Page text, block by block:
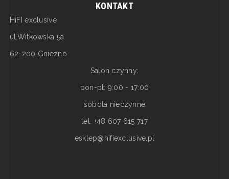
KONTAKT
HiFI exclusive
ul.Witkowska 5a
62-200 Gniezno
Salon czynny:
pon-pt: 9:00 - 17:00
sobota nieczynne
tel. +48 607 615 717
esklep@hifiexclusive.pl